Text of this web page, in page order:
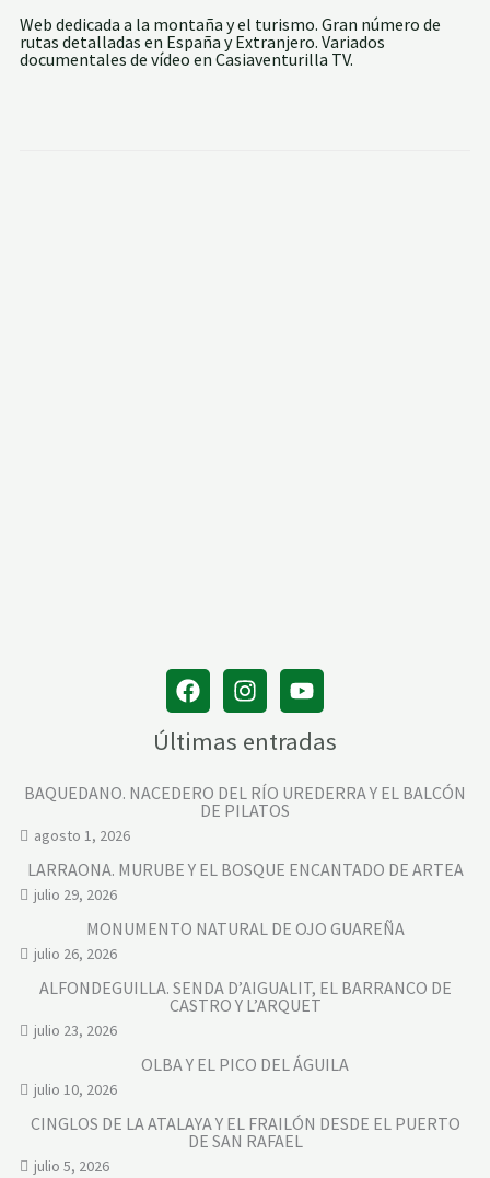
Web dedicada a la montaña y el turismo. Gran número de
rutas detalladas en España y Extranjero. Variados
documentales de vídeo en Casiaventurilla TV.
Últimas entradas
BAQUEDANO. NACEDERO DEL RÍO UREDERRA Y EL BALCÓN
DE PILATOS
agosto 1, 2026
LARRAONA. MURUBE Y EL BOSQUE ENCANTADO DE ARTEA
julio 29, 2026
MONUMENTO NATURAL DE OJO GUAREÑA
julio 26, 2026
ALFONDEGUILLA. SENDA D’AIGUALIT, EL BARRANCO DE
CASTRO Y L’ARQUET
julio 23, 2026
OLBA Y EL PICO DEL ÁGUILA
julio 10, 2026
CINGLOS DE LA ATALAYA Y EL FRAILÓN DESDE EL PUERTO
DE SAN RAFAEL
julio 5, 2026